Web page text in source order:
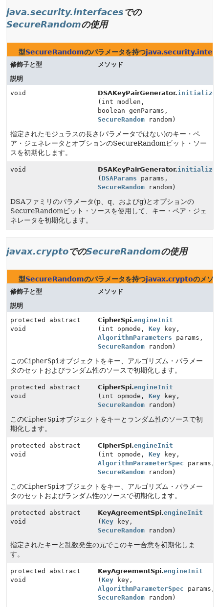
java.security.interfacesでの
SecureRandomの使用
型SecureRandomのパラメータを持つ
修飾子と型
メソッド
説明
void
DSAKeyPairGenerator.initialize
(int modlen,
boolean genParams,
SecureRandom random)
指定されたモジュラスの長さ(パラメータではない)のキー・ペ
ア・ジェネレータとオプションのSecureRandomビット・ソー
スを初期化します。
void DSAKeyPairGenerator.initialize
( DSAParams params,
SecureRandom random)
DSAファミリのパラメータ(p、q、およびg)とオプションの
SecureRandomビット・ソースを使用して、キー・ペア・ジェ
ネレータを初期化します。
javax.cryptoでのSecureRandomの使用
型SecureRandomのパラメータを持つjavax.cryptoのメソ
修飾子と型
メソッド
説明
protected abstract
void
CipherSpi.engineInit
(int opmode,Key key,
AlgorithmParameters params,
SecureRandom random)
このCipherSpi オブジェクトをキー、アルゴリズム・パラメー
タのセットおよびランダム性のソースで初期化します。
protected abstract
void
CipherSpi.engineInit
(int opmode,Key key,
SecureRandom random)
このCipherSpi オブジェクトをキーとランダム性のソースで初
期化します。
protected abstract
void
CipherSpi.engineInit
(int opmode,Key key,
AlgorithmParameterSpec params,
SecureRandom random)
このCipherSpi オブジェクトをキー、アルゴリズム・パラメー
タのセットおよびランダム性のソースで初期化します。
protected abstract
void
KeyAgreementSpi.engineInit
(Key key,
SecureRandom random)
指定されたキーと乱数発生の元でこのキー合意を初期化しま
す。
protected abstract
void
KeyAgreementSpi.engineInit
(Key key,
AlgorithmParameterSpec params,
SecureRandom random)